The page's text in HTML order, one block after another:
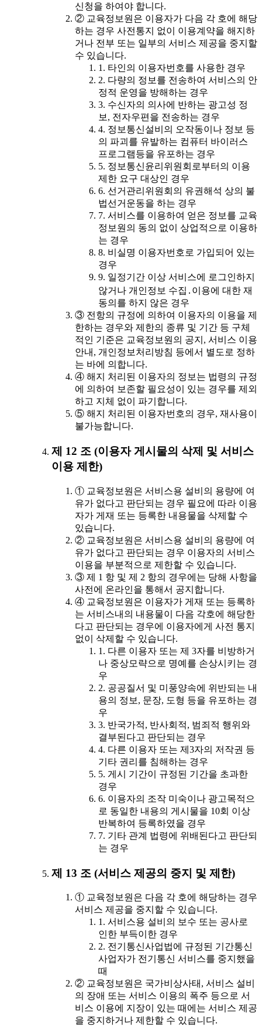
신청을 하여야 합니다.
② 교육정보원은 이용자가 다음 각 호에 해당
하는 경우 사전통지 없이 이용계약을 해지하
거나 전부 또는 일부의 서비스 제공을 중지할
수 있습니다.
1. 타인의 이용자번호를 사용한 경우
2. 다량의 정보를 전송하여 서비스의 안
정적 운영을 방해하는 경우
3. 수신자의 의사에 반하는 광고성 정
보, 전자우편을 전송하는 경우
4. 정보통신설비의 오작동이나 정보 등
의 파괴를 유발하는 컴퓨터 바이러스
프로그램등을 유포하는 경우
5. 정보통신윤리위원회로부터의 이용
제한 요구 대상인 경우
6. 선거관리위원회의 유권해석 상의 불
법선거운동을 하는 경우
7. 서비스를 이용하여 얻은 정보를 교육
정보원의 동의 없이 상업적으로 이용하
는 경우
8. 비실명 이용자번호로 가입되어 있는
경우
9. 일정기간 이상 서비스에 로그인하지
않거나 개인정보 수집․이용에 대한 재
동의를 하지 않은 경우
③ 전항의 규정에 의하여 이용자의 이용을 제
한하는 경우와 제한의 종류 및 기간 등 구체
적인 기준은 교육정보원의 공지, 서비스 이용
안내, 개인정보처리방침 등에서 별도로 정하
는 바에 의합니다.
④ 해지 처리된 이용자의 정보는 법령의 규정
에 의하여 보존할 필요성이 있는 경우를 제외
하고 지체 없이 파기합니다.
⑤ 해지 처리된 이용자번호의 경우, 재사용이
불가능합니다.
제 12 조 (이용자 게시물의 삭제 및 서비스
이용 제한)
① 교육정보원은 서비스용 설비의 용량에 여
유가 없다고 판단되는 경우 필요에 따라 이용
자가 게재 또는 등록한 내용물을 삭제할 수
있습니다.
② 교육정보원은 서비스용 설비의 용량에 여
유가 없다고 판단되는 경우 이용자의 서비스
이용을 부분적으로 제한할 수 있습니다.
③ 제 1 항 및 제 2 항의 경우에는 당해 사항을
사전에 온라인을 통해서 공지합니다.
④ 교육정보원은 이용자가 게재 또는 등록하
는 서비스내의 내용물이 다음 각호에 해당한
다고 판단되는 경우에 이용자에게 사전 통지
없이 삭제할 수 있습니다.
1. 다른 이용자 또는 제 3자를 비방하거
나 중상모략으로 명예를 손상시키는 경
우
2. 공공질서 및 미풍양속에 위반되는 내
용의 정보, 문장, 도형 등을 유포하는 경
우
3. 반국가적, 반사회적, 범죄적 행위와
결부된다고 판단되는 경우
4. 다른 이용자 또는 제3자의 저작권 등
기타 권리를 침해하는 경우
5. 게시 기간이 규정된 기간을 초과한
경우
6. 이용자의 조작 미숙이나 광고목적으
로 동일한 내용의 게시물을 10회 이상
반복하여 등록하였을 경우
7. 기타 관계 법령에 위배된다고 판단되
는 경우
제 13 조 (서비스 제공의 중지 및 제한)
① 교육정보원은 다음 각 호에 해당하는 경우
서비스 제공을 중지할 수 있습니다.
1. 서비스용 설비의 보수 또는 공사로
인한 부득이한 경우
2. 전기통신사업법에 규정된 기간통신
사업자가 전기통신 서비스를 중지했을
때
② 교육정보원은 국가비상사태, 서비스 설비
의 장애 또는 서비스 이용의 폭주 등으로 서
비스 이용에 지장이 있는 때에는 서비스 제공
을 중지하거나 제한할 수 있습니다.